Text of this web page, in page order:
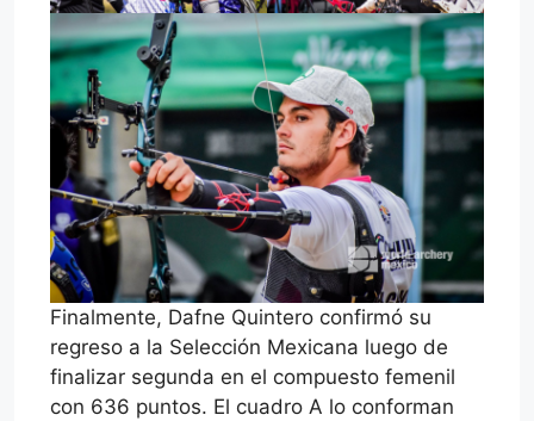
Finalmente, Dafne Quintero confirmó su
regreso a la Selección Mexicana luego de
finalizar segunda en el compuesto femenil
con 636 puntos. El cuadro A lo conforman